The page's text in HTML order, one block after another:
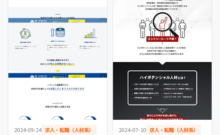
2024-09-24 求人・転職（人材系）
2024-07-10 求人・転職（人材系）